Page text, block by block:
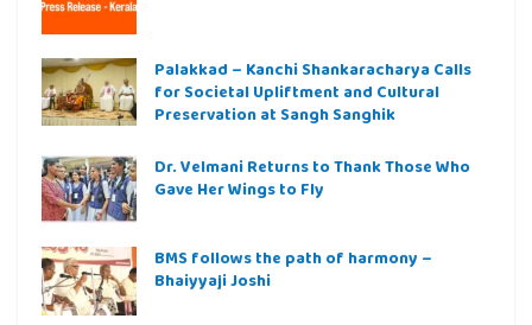
Palakkad – Kanchi Shankaracharya Calls
for Societal Upliftment and Cultural
Preservation at Sangh Sanghik
Dr. Velmani Returns to Thank Those Who
Gave Her Wings to Fly
BMS follows the path of harmony –
Bhaiyyaji Joshi